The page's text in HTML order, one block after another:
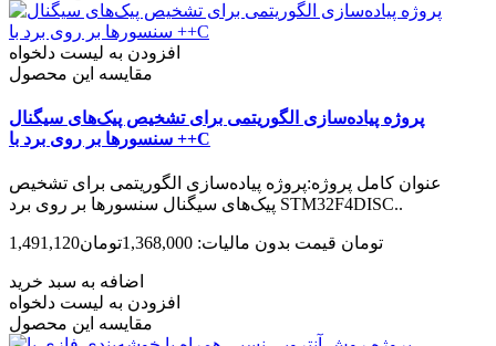
افزودن به لیست دلخواه
مقایسه این محصول
پروژه پیاده‌سازی الگوریتمی برای تشخیص پیک‌های سیگنال
سنسورها بر روی برد با ++C
عنوان کامل پروژه:پروژه پیاده‌سازی الگوریتمی برای تشخیص
پیک‌های سیگنال سنسورها بر روی برد STM32F4DISC..
1,491,120تومان قیمت بدون مالیات: 1,368,000تومان
اضافه به سبد خرید
افزودن به لیست دلخواه
مقایسه این محصول